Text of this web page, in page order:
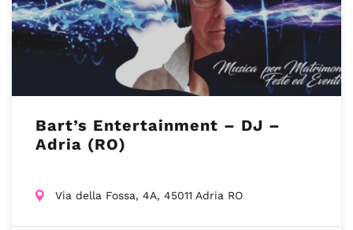
Bart’s Entertainment – DJ –
Adria (RO)
Via della Fossa, 4A, 45011 Adria RO